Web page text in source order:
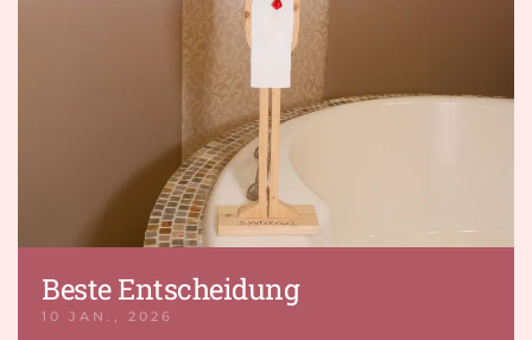
Beste Entscheidung
10 JAN., 2026